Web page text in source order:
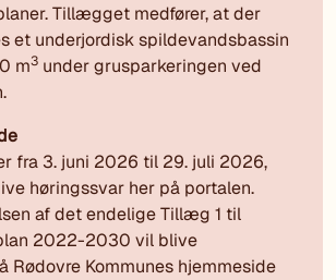
Tillægget medfører, at der
et underjordisk spildevandsbassin
m3 under grusparkeringen ved
fra 3. juni 2026 til 29. juli 2026,
høringssvar her på portalen.
af det endelige Tillæg 1 til
2022-2030 vil blive
Rødovre Kommunes hjemmeside